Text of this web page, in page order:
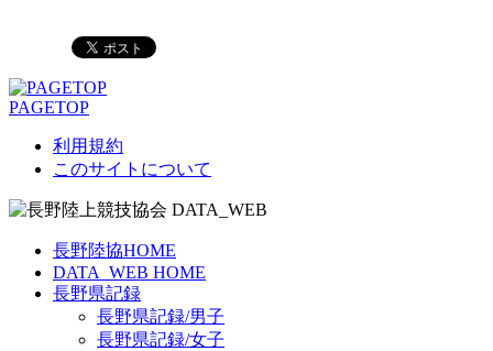
PAGETOP
利用規約
このサイトについて
長野陸協HOME
DATA_WEB HOME
長野県記録
長野県記録/男子
長野県記録/女子